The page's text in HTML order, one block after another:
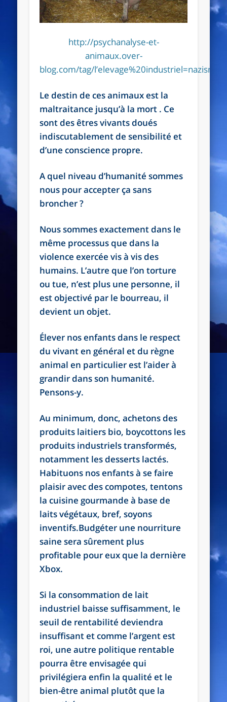
http://psychanalyse-et-
animaux.over-
blog.com/tag/l’elevage%20industriel=nazisme./
Le destin de ces animaux est la
maltraitance jusqu’à la mort . Ce
sont des êtres vivants doués
indiscutablement de sensibilité et
d’une conscience propre.
A quel niveau d’humanité sommes
nous pour accepter ça sans
broncher ?
Nous sommes exactement dans le
même processus que dans la
violence exercée vis à vis des
humains. L’autre que l’on torture
ou tue, n’est plus une personne, il
est objectivé par le bourreau, il
devient un objet.
Élever nos enfants dans le respect
du vivant en général et du règne
animal en particulier est l’aider à
grandir dans son humanité.
Pensons-y.
Au minimum, donc, achetons des
produits laitiers bio, boycottons les
produits industriels transformés,
notamment les desserts lactés.
Habituons nos enfants à se faire
plaisir avec des compotes, tentons
la cuisine gourmande à base de
laits végétaux, bref, soyons
inventifs.Budgéter une nourriture
saine sera sûrement plus
profitable pour eux que la dernière
Xbox.
Si la consommation de lait
industriel baisse suffisamment, le
seuil de rentabilité deviendra
insuffisant et comme l’argent est
roi, une autre politique rentable
pourra être envisagée qui
privilégiera enfin la qualité et le
bien-être animal plutôt que la